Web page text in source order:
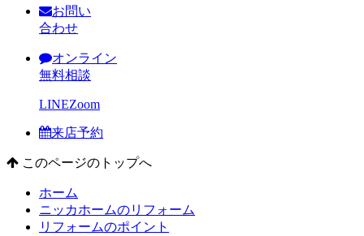
お問い
合わせ
オンライン
無料相談
LINEZoom
来店予約
このページのトップへ
ホーム
ニッカホームのリフォーム
リフォームのポイント